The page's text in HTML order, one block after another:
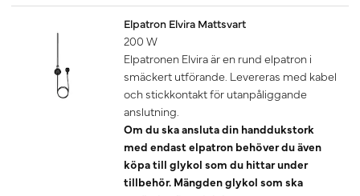
Elpatron Elvira Mattsvart
200 W
Elpatronen Elvira är en rund elpatron i
smäckert utförande. Levereras med kabel
och stickkontakt för utanpåliggande
anslutning.
Om du ska ansluta din handdukstork
med endast elpatron behöver du även
köpa till glykol som du hittar under
tillbehör. Mängden glykol som ska